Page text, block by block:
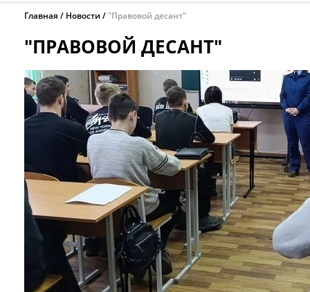
Главная Новости "Правовой десант"
"ПРАВОВОЙ ДЕСАНТ"